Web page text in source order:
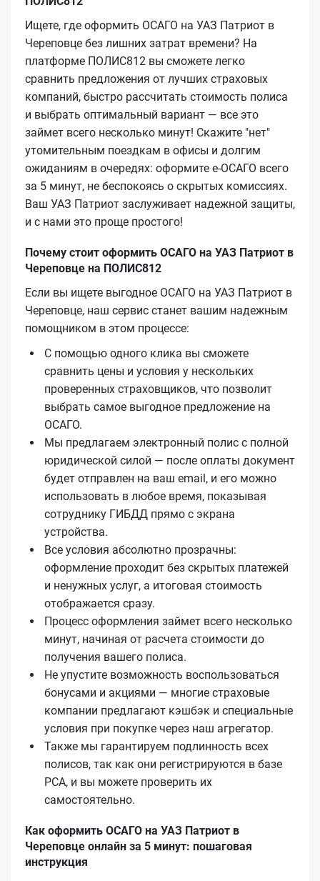
Ищете, где оформить ОСАГО на УАЗ Патриот в
Череповце без лишних затрат времени? На
платформе ПОЛИС812 вы сможете легко
сравнить предложения от лучших страховых
компаний, быстро рассчитать стоимость полиса
и выбрать оптимальный вариант — все это
займет всего несколько минут! Скажите "нет"
утомительным поездкам в офисы и долгим
ожиданиям в очередях: оформите е-ОСАГО всего
за 5 минут, не беспокоясь о скрытых комиссиях.
Ваш УАЗ Патриот заслуживает надежной защиты,
и с нами это проще простого!
Почему стоит оформить ОСАГО на УАЗ Патриот в
Череповце на ПОЛИС812
Если вы ищете выгодное ОСАГО на УАЗ Патриот в
Череповце, наш сервис станет вашим надежным
помощником в этом процессе:
С помощью одного клика вы сможете
сравнить цены и условия у нескольких
проверенных страховщиков, что позволит
выбрать самое выгодное предложение на
ОСАГО.
Мы предлагаем электронный полис с полной
юридической силой — после оплаты документ
будет отправлен на ваш email, и его можно
использовать в любое время, показывая
сотруднику ГИБДД прямо с экрана
устройства.
Все условия абсолютно прозрачны:
оформление проходит без скрытых платежей
и ненужных услуг, а итоговая стоимость
отображается сразу.
Процесс оформления займет всего несколько
минут, начиная от расчета стоимости до
получения вашего полиса.
Не упустите возможность воспользоваться
бонусами и акциями — многие страховые
компании предлагают кэшбэк и специальные
условия при покупке через наш агрегатор.
Также мы гарантируем подлинность всех
полисов, так как они регистрируются в базе
РСА, и вы можете проверить их
самостоятельно.
Как оформить ОСАГО на УАЗ Патриот в
Череповце онлайн за 5 минут: пошаговая
инструкция